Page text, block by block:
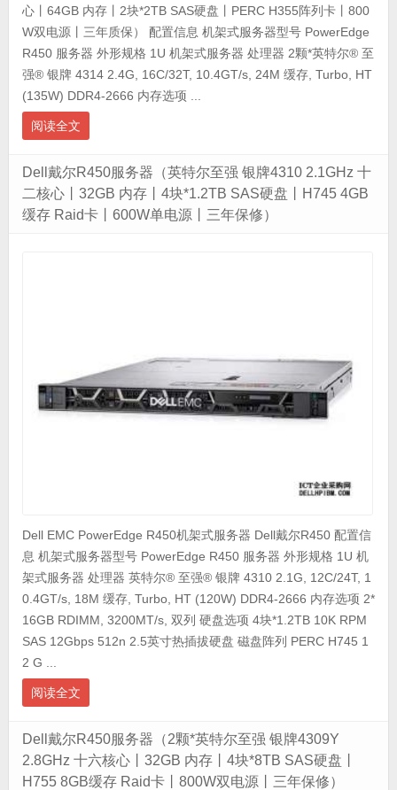
心丨64GB 内存丨2块*2TB SAS硬盘丨PERC H355阵列卡丨800
W双电源丨三年质保） 配置信息 机架式服务器型号 PowerEdge
R450 服务器 外形规格 1U 机架式服务器 处理器 2颗*英特尔® 至
强® 银牌 4314 2.4G, 16C/32T, 10.4GT/s, 24M 缓存, Turbo, HT
(135W) DDR4-2666 内存选项 ...
阅读全文
Dell戴尔R450服务器（英特尔至强 银牌4310 2.1GHz 十
二核心丨32GB 内存丨4块*1.2TB SAS硬盘丨H745 4GB
缓存 Raid卡丨600W单电源丨三年保修）
Dell EMC PowerEdge R450机架式服务器 Dell戴尔R450 配置信
息 机架式服务器型号 PowerEdge R450 服务器 外形规格 1U 机
架式服务器 处理器 英特尔® 至强® 银牌 4310 2.1G, 12C/24T, 1
0.4GT/s, 18M 缓存, Turbo, HT (120W) DDR4-2666 内存选项 2*
16GB RDIMM, 3200MT/s, 双列 硬盘选项 4块*1.2TB 10K RPM
SAS 12Gbps 512n 2.5英寸热插拔硬盘 磁盘阵列 PERC H745 1
2 G ...
阅读全文
Dell戴尔R450服务器（2颗*英特尔至强 银牌4309Y
2.8GHz 十六核心丨32GB 内存丨4块*8TB SAS硬盘丨
H755 8GB缓存 Raid卡丨800W双电源丨三年保修）